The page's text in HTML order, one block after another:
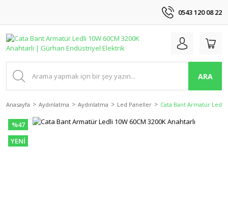
0543 120 08 22
ARA
Anasayfa Aydınlatma Aydınlatma Led Paneller Cata Bant Armatür Ledli
%47
YENİ